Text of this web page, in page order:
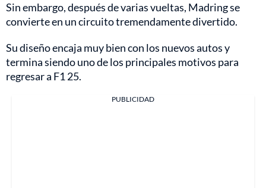
Sin embargo, después de varias vueltas, Madring se
convierte en un circuito tremendamente divertido.
Su diseño encaja muy bien con los nuevos autos y
termina siendo uno de los principales motivos para
regresar a F1 25.
PUBLICIDAD